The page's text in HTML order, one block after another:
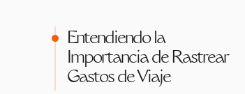
Entendiendo la
Importancia de Rastrear
Gastos de Viaje